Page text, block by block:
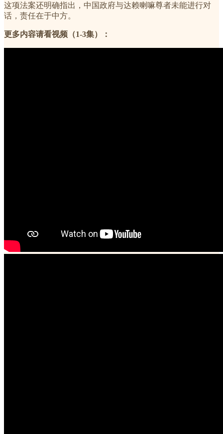
这项法案还明确指出，中国政府与达赖喇嘛尊者未能进行对
话，责任在于中方。
更多内容请看视频（1-3集）：